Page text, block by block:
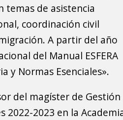
temas de asistencia
coordinación civil
A partir del año
del Manual ESFERA
y Normas Esenciales».
del magíster de Gestión
2022-2023 en la